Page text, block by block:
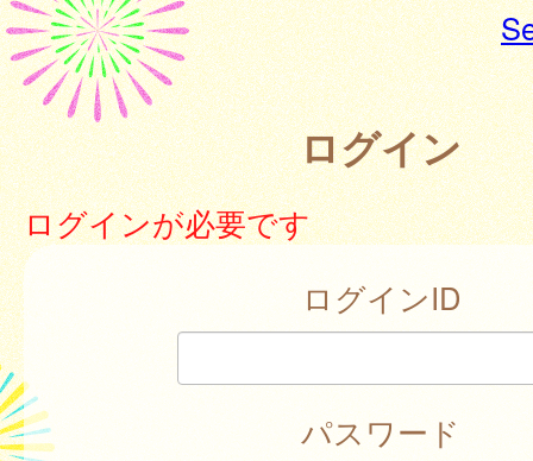
ログイン
ログインが必要です
ログインID
パスワード